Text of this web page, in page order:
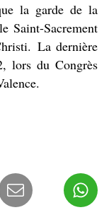
la garde de la
Saint-Sacrement
La dernière
lors du Congrès